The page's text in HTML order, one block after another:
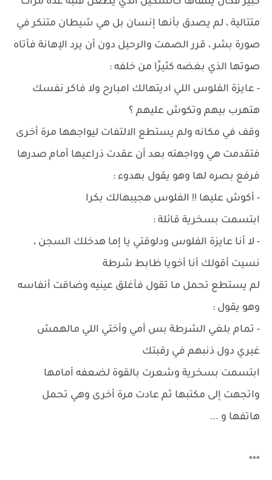
متتالية ، لم يصدق بأنها إنسان بل هي شيطان متنكر في
صورة بشر ، قرر الصمت والرحيل دون أن يرد الإهانة فأتاه
صوتها الذي بغضه كثيرًا من خلفه :
- عايزة الفلوس اللي اديتهالك امبارح ولا فاكر نفسك
هتهرب بيهم وتكوش عليهم ؟
وقف في مكانه ولم يستطع الالتفات ليواجهها مرة أخرى
فتقدمت هي وواجهته بعد أن عقدت ذراعيها أمام صدرها
فرفع بصره لها وهو يقول بهدوء :
- أكوش عليها !! الفلوس هجيبهالك بكرا
ابتسمت بسخرية قائلة :
- لا أنا عايزة الفلوس ودلوقتي يا إما هدخلك السجن ،
نسيت أقولك أنا أخويا ظابط شرطة
لم يستطع تحمل ما تقول فأغلق عينيه وضاقت أنفاسه
وهو يقول :
- تمام بلغي الشرطة بس أمي وأختي اللي مالهمش
غيري دول ذنبهم في رقبتك
ابتسمت بسخرية وشعرت بالقوة لضعفه أمامها
واتجهت إلى مكتبها ثم عادت مرة أخرى وهي تحمل
هاتفها و ...
***